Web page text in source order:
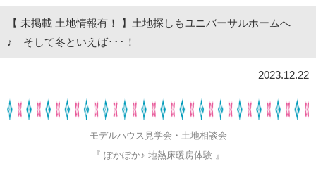
【 未掲載 土地情報有！ 】土地探しもユニバーサルホームへ
♪ そして冬といえば･･･！
2023.12.22
モデルハウス見学会・土地相談会
『 ぽかぽか♪ 地熱床暖房体験 』